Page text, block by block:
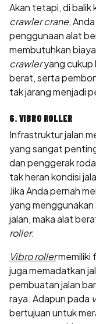
Akan tetapi, di balik
crawler crane,
penggunaan alat
membutuhkan
crawleryang cukup
berat, serta
tak jarang menjadi
6. VIBRO ROLLER
Infrastruktur jalan
yang sangat
dan penggerak
tak heran kondisi
Jika Anda pernah
yang
jalan, maka alat
roller.
Vibro rollermemiliki
juga memadatkan
pembuatan jalan
raya. Adapun pada
bertujuan untuk